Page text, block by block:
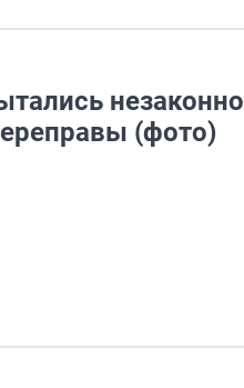
незаконно
(фото)